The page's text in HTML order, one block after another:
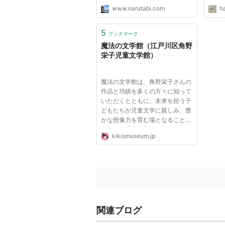
www.narutabi.com
5 ブックマーク
魔法の文学館（江戸川区角野
栄子児童文学館）
魔法の文学館は、角野栄子さんの
作品と功績を多くの方々に知って
いただくとともに、未来を担う子
どもたちが児童文学に親しみ、豊
かな想像力を育む場となることを
目指した児童文学館です。なぎさ
公園の丘に建つ隈研吾氏の設計に
kikismuseum.jp
関連ブログ